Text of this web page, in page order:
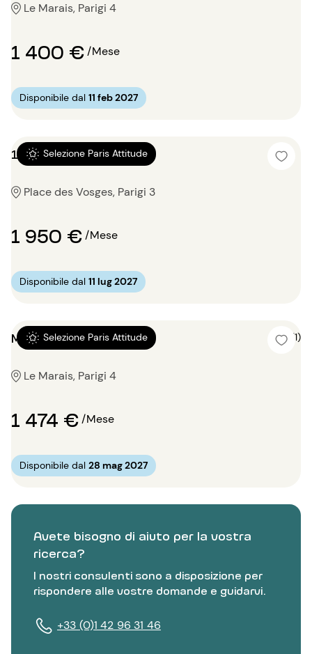
Avete bisogno di aiuto per la vostra
ricerca?
I nostri consulenti sono a disposizione per
rispondere alle vostre domande e guidarvi.
+33 (0)1 42 96 31 46
Le Marais, Parigi 4
1 400 €/Mese
Disponibile dal 11 feb 2027
Selezione Paris Attitude
1 locale 40m²
Place des Vosges, Parigi 3
1 950 €/Mese
Disponibile dal 11 lug 2027
Selezione Paris Attitude
Monolocale 24m² 5 (1)
Le Marais, Parigi 4
1 474 €/Mese
Disponibile dal 28 mag 2027